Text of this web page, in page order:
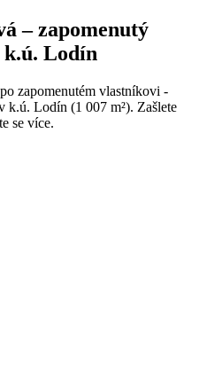
– zapomenutý
Lodín
zapomenutém vlastníkovi -
k.ú. Lodín (1 007 m²). Zašlete
se více.